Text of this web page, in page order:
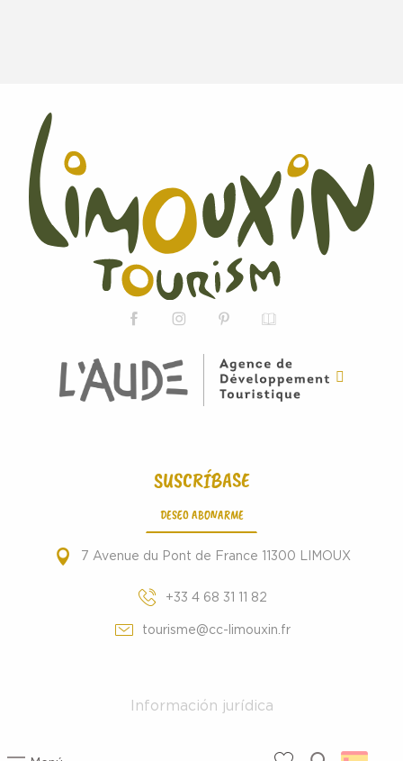
SUSCRÍBASE
DESEO ABONARME
7 Avenue du Pont de France 11300 LIMOUX
+33 4 68 31 11 82
tourisme@cc-limouxin.fr
Información jurídica